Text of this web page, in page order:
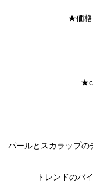
★価格
パールとスカラップ
トレンドのバ